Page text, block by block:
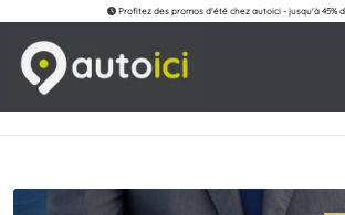
Profitez des promos d'été chez autoici - jusqu'à 45%